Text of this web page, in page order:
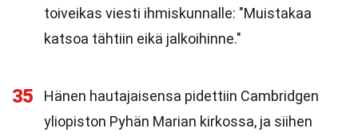
toiveikas viesti ihmiskunnalle: "Muistakaa
katsoa tähtiin eikä jalkoihinne."
35
Hänen hautajaisensa pidettiin Cambridgen
yliopiston Pyhän Marian kirkossa, ja siihen